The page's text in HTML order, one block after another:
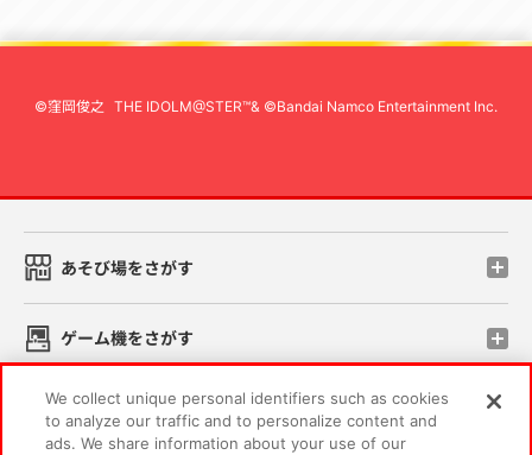
©窪岡俊之 THE IDOLM@STER™& ©Bandai Namco Entertainment Inc.
あそび場をさがす
ゲーム機をさがす
スマホ・PCであそぶ
We collect unique personal identifiers such as cookies
to analyze our traffic and to personalize content and
ads. We share information about your use of our